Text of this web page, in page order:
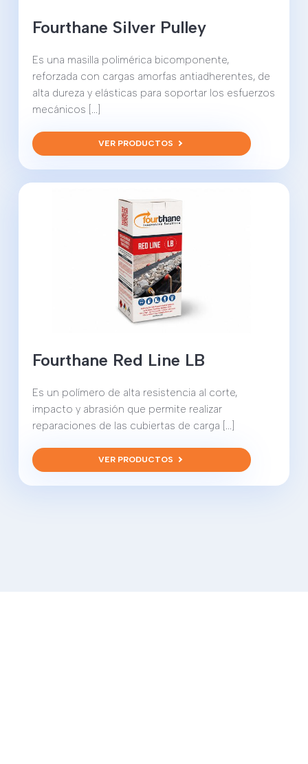
Fourthane Silver Pulley
Es una masilla polimérica bicomponente,
reforzada con cargas amorfas antiadherentes, de
alta dureza y elásticas para soportar los esfuerzos
mecánicos [...]
VER PRODUCTOS
Fourthane Red Line LB
Es un polímero de alta resistencia al corte,
impacto y abrasión que permite realizar
reparaciones de las cubiertas de carga [...]
VER PRODUCTOS